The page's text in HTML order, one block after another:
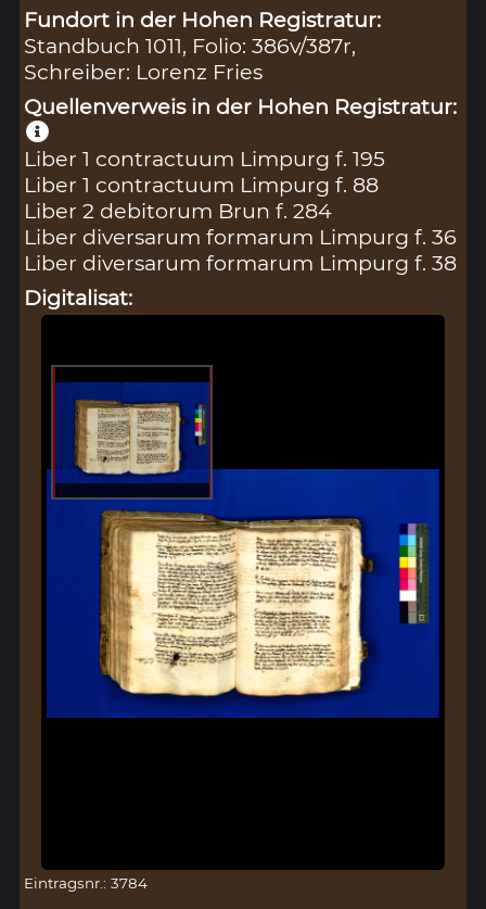
Fundort in der Hohen Registratur:
Standbuch 1011, Folio: 386v/387r,
Schreiber: Lorenz Fries
Quellenverweis in der Hohen Registratur:
Liber 1 contractuum Limpurg f. 195
Liber 1 contractuum Limpurg f. 88
Liber 2 debitorum Brun f. 284
Liber diversarum formarum Limpurg f. 36
Liber diversarum formarum Limpurg f. 38
Digitalisat:
Eintragsnr.: 3784